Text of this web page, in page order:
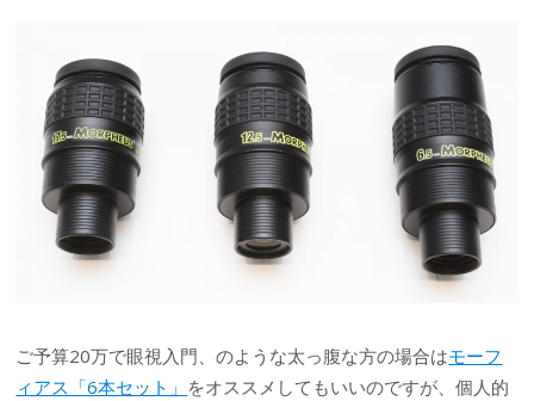
ご予算20万で眼視入門、のような太っ腹な方の場合はモーフ
ィアス「6本セット」 をオススメしてもいいのですが、個人的